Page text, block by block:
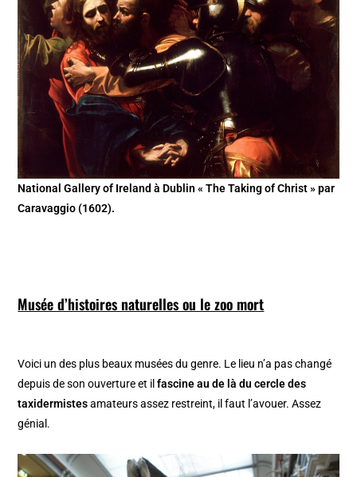
National Gallery of Ireland à Dublin « The Taking of Christ » par
Caravaggio (1602).
Musée d’histoires naturelles ou le zoo mort
Voici un des plus beaux musées du genre. Le lieu n’a pas changé
depuis de son ouverture et ilfascine au de là du cercle des
taxidermistesamateurs assez restreint, il faut l’avouer. Assez
génial.